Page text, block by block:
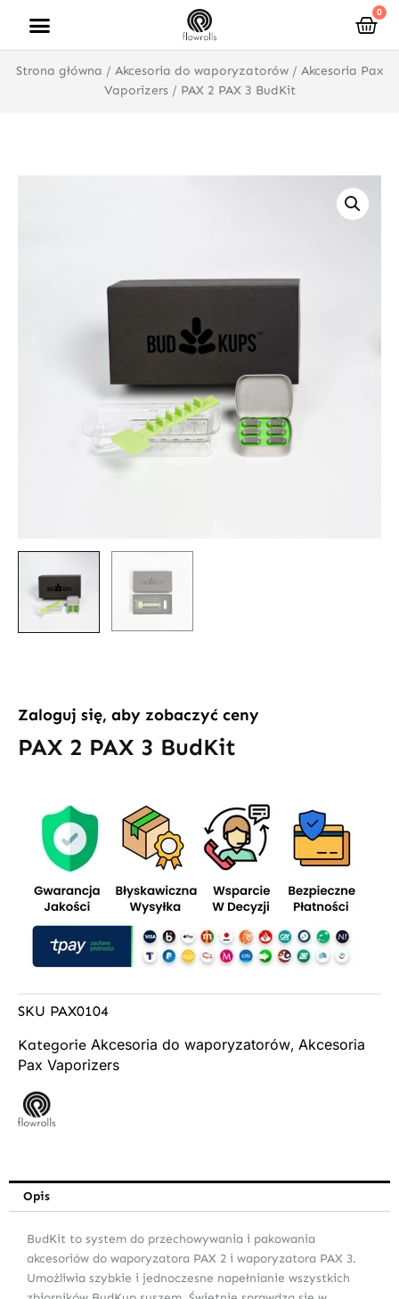
treści
0
Strona główna / Akcesoria do waporyzatorów/ Akcesoria Pax
Vaporizers/ PAX 2 PAX 3 BudKit
Zaloguj się, aby zobaczyć ceny
PAX 2 PAX 3 BudKit
SKU PAX0104
Kategorie Akcesoria do waporyzatorów, Akcesoria
Pax Vaporizers
Opis
BudKit to system do przechowywania i pakowania
akcesoriów do waporyzatora PAX 2 i waporyzatora PAX 3.
Umożliwia szybkie i jednoczesne napełnianie wszystkich